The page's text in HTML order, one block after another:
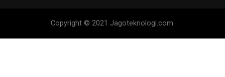
Copyright © 2021 Jagoteknologi.com.